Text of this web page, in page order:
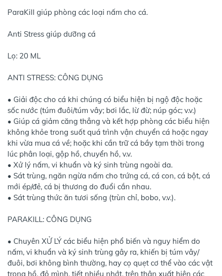
ParaKill giúp phòng các loại nấm cho cá.
Anti Stress giúp dưỡng cá
Lọ: 20 ML
ANTI STRESS: CÔNG DỤNG
• Giải độc cho cá khi chúng có biểu hiện bị ngộ độc hoặc
sốc nước (túm đuôi/túm vây; bơi lắc, lừ đừ; núp góc; v.v.)
• Giúp cá giảm căng thẳng và kết hợp phòng các biểu hiện
không khỏe trong suốt quá trình vận chuyển cá hoặc ngay
khi vừa mua cá về; hoặc khi cần trữ cá bầy tạm thời trong
lúc phân loại, gộp hồ, chuyển hồ, v.v.
• Xử lý nấm, vi khuẩn và ký sinh trùng ngoài da.
• Sát trùng, ngăn ngừa nấm cho trứng cá, cá con, cá bột, cá
mới ép/đẻ, cá bị thương do đuổi cắn nhau.
• Sát trùng thức ăn tươi sống (trùn chỉ, bobo, v.v.).
PARAKILL: CÔNG DỤNG
• Chuyên XỬ LÝ các biểu hiện phổ biến và nguy hiểm do
nấm, vi khuẩn và ký sinh trùng gây ra, khiến bị túm vây/
đuôi, bơi không bình thường, hay cọ quẹt cơ thể vào các vật
trong hồ, đỏ mình, tiết nhiều nhớt, trên thân xuất hiện các